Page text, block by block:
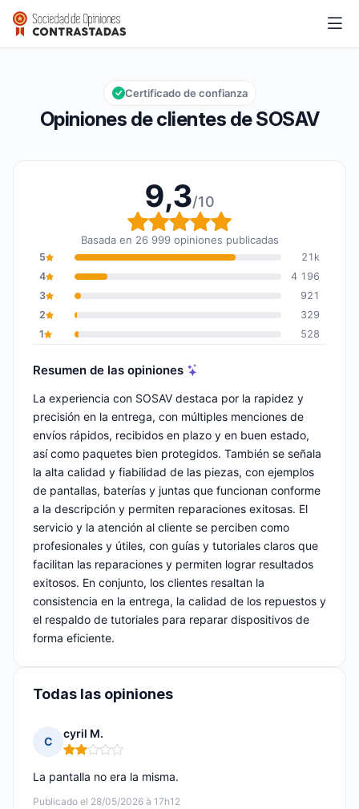
SOSAV
Calificación global: 9,3 de 10
9,3/10
Opiniones de clientes de SOSAV
Certificado de confianza
9,3/10
Calificación global: 9,3
Basada en 26 999 opiniones publicadas
5
21k
4
4 196
3
921
2
329
1
528
Resumen de las opiniones
La experiencia con SOSAV destaca por la rapidez y
precisión en la entrega, con múltiples menciones de
envíos rápidos, recibidos en plazo y en buen estado,
así como paquetes bien protegidos. También se señala
la alta calidad y fiabilidad de las piezas, con ejemplos
de pantallas, baterías y juntas que funcionan conforme
a la descripción y permiten reparaciones exitosas. El
servicio y la atención al cliente se perciben como
profesionales y útiles, con guías y tutoriales claros que
facilitan las reparaciones y permiten lograr resultados
exitosos. En conjunto, los clientes resaltan la
consistencia en la entrega, la calidad de los repuestos y
el respaldo de tutoriales para reparar dispositivos de
forma eficiente.
Todas las opiniones
C
cyril M.
Nota: 2 de 5
Publicado el 28/05/2026 à 17h12
La pantalla no era la misma.